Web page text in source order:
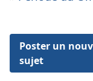
Poster un
sujet